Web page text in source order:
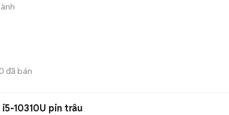
đã bán
10310U pin trâu